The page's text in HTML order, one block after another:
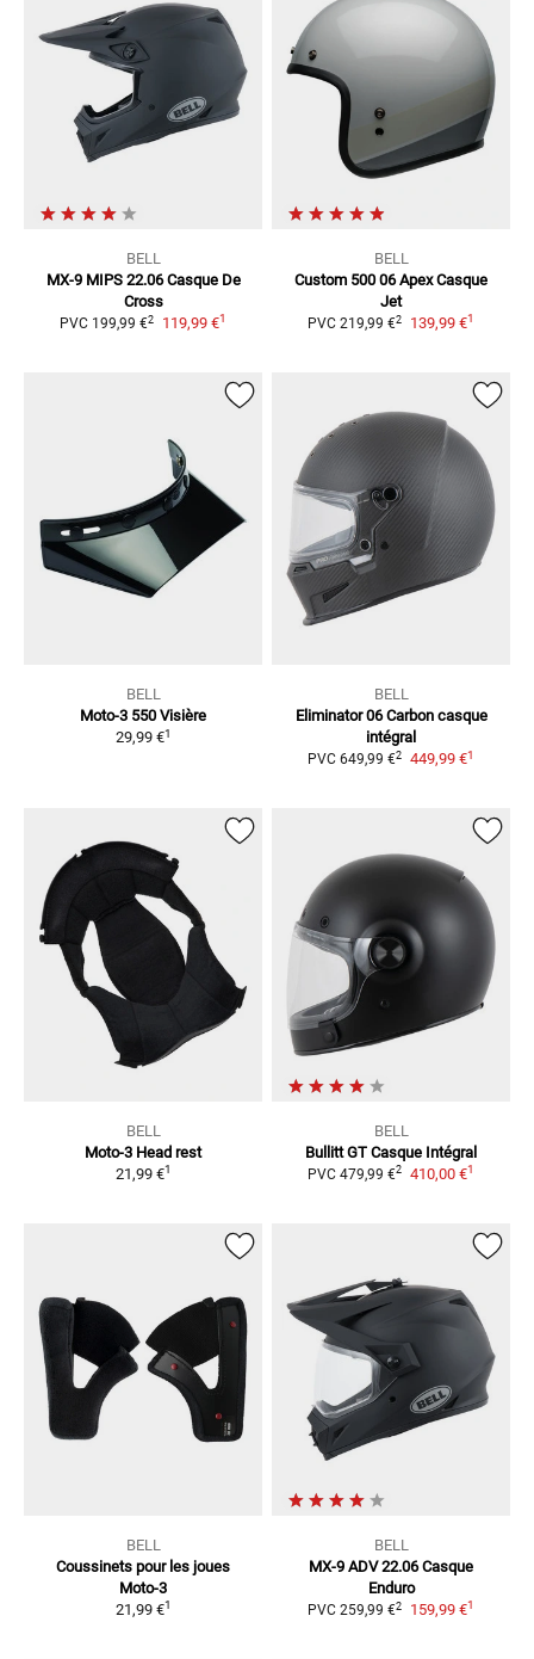
BELL
MX-9 MIPS 22.06 Casque De
Cross
PVC 199,99 €2 119,99 €1
BELL
Custom 500 06 Apex Casque
Jet
PVC 219,99 €2 139,99 €1
BELL
Moto-3 550 Visière
29,99 €1
BELL
Eliminator 06 Carbon casque
intégral
PVC 649,99 €2 449,99 €1
BELL
Moto-3 Head rest
21,99 €1
BELL
Bullitt GT Casque Intégral
PVC 479,99 €2 410,00 €1
BELL
Coussinets pour les joues
Moto-3
21,99 €1
BELL
MX-9 ADV 22.06 Casque
Enduro
PVC 259,99 €2 159,99 €1